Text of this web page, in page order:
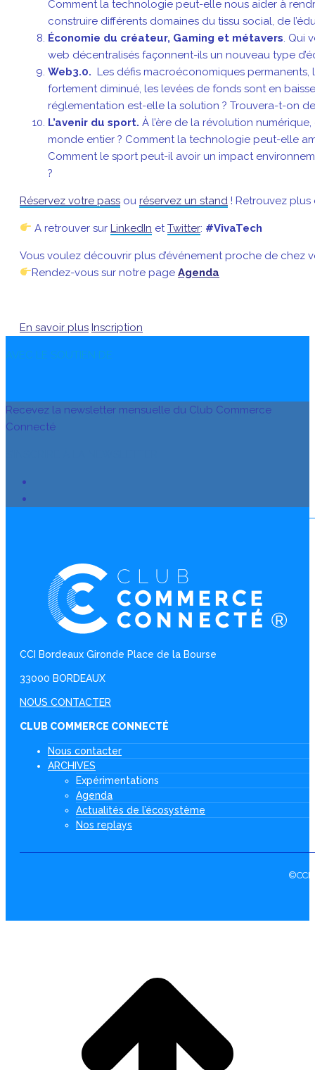
Comment la technologie peut-elle nous aider à
construire différents domaines du tissu social, de
Économie du créateur, Gaming et métavers. Qui
web décentralisés façonnent-ils un nouveau type
Web3.0. Les défis macroéconomiques
fortement diminué, les levées de fonds sont en
réglementation est-elle la solution ? Trouvera-t-on
L’avenir du sport. À l’ère de la révolution
monde entier ? Comment la technologie peut-elle
Comment le sport peut-il avoir un impact
?
Réservez votre pass ou réservez un stand ! Retrouvez plus
A retrouver surLinkedIn etTwitter: #VivaTech
Vous voulez découvrir plus d’événement proche de chez
Rendez-vous sur notre pageAgenda
En savoir plus Inscription
AVEC LE SOUTIEN DE
Recevez la newsletter mensuelle du Club Commerce
Connecté
CCI Bordeaux Gironde Place de la Bourse
33000 BORDEAUX
NOUS CONTACTER
CLUB COMMERCE CONNECTÉ
Nous contacter
ARCHIVES
Expérimentations
Agenda
Actualités de l’écosystème
Nos replays
©CCI